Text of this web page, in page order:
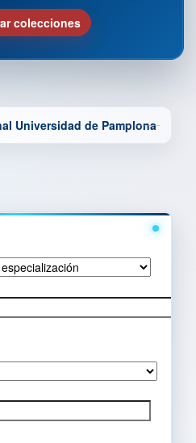
colecciones
Universidad de Pamplona